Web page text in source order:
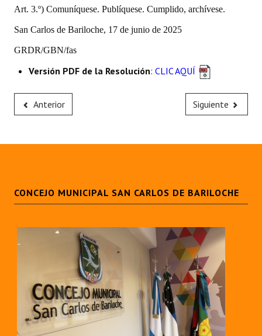
Audiencias Públicas - Registro
Periodistas Decanos - Registro
Banca del Vecino - Registro
Entrega de distinciones
REFORMA DE LA CARTA ORGÁNICA
Art. 3.º) Comuníquese. Publíquese. Cumplido, archívese.
San Carlos de Bariloche, 17 de junio de 2025
GRDR/GBN/fas
Versión PDF de la Resolución: CLIC AQUÍ
Anterior Siguiente
CONCEJO MUNICIPAL SAN CARLOS DE BARILOCHE